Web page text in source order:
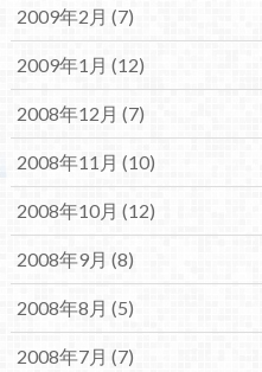
2009年2月 (7)
2009年1月 (12)
2008年12月 (7)
2008年11月 (10)
2008年10月 (12)
2008年9月 (8)
2008年8月 (5)
2008年7月 (7)